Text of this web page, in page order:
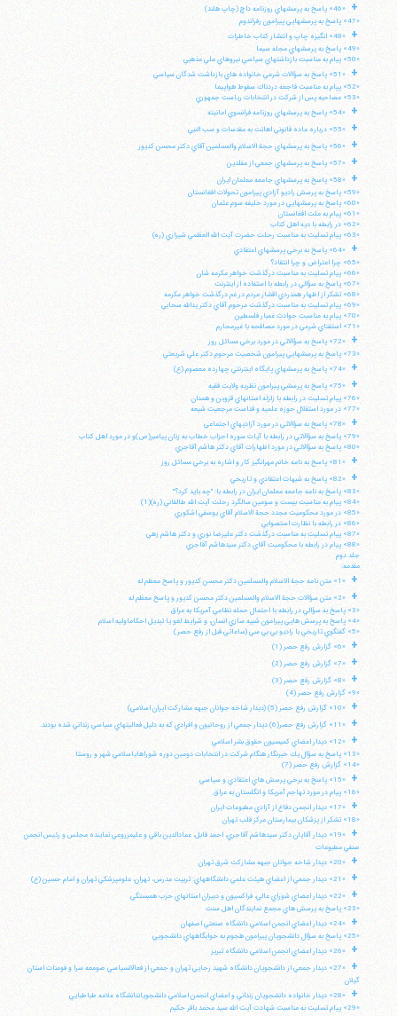
+
«46» پاسخ به پرسشهاي روزنامه داچ (چاپ هلند)
«47» پاسخ به پرسشهايي پيرامون رفراندوم
+
«48» انگيزه چاپ و انتشار كتاب خاطرات
«49» پاسخ به پرسشهاي مجله سيما
«50» پيام به مناسبت بازداشتهاي سياسي نيروهاي ملي مذهبي
+
«51» پاسخ به سؤالات شرعي خانواده هاي بازداشت شدگان سياسي
«52» پپام به مناسبت فاجعه دردناك سقوط هواپيما
«53» مصاحبه پس از شركت در انتخابات رياست جمهوري
+ «54» پاسخ به پرسشهاي روزنامه فرانسوي امانيته
+ «55» درباره ماده قانوني اهانت به مقدسات و سب النبي
+ «56» پاسخ به پرسشهاي حجة الاسلام والمسلمين آقاي دكتر محسن كديور
+ «57» پاسخ به پرسشهاي جمعي از مقلدين
+
«58» پاسخ به پرسشهاي جامعه معلمان ايران
«59» پاسخ به پرسش راديو آزادي پيرامون تحولات افغانستان
«60» پاسخ به پرسشهايي در مورد خليفه سوم عثمان
«61» پيام به ملت افغانستان
«62» در رابطه با ديه اهل كتاب
«63» پيام تسليت به مناسبت رحلت حضرت آيت الله العظمي شيرازي (ره)
+
«64» پاسخ به برخي پرسشهاي اعتقادي
«65» چرا اعتراض و چرا انتقاد؟
«66» پيام تسليت به مناسبت درگذشت خواهر مكرمه شان
«67» پاسخ به سؤالي در رابطه با استفاده از اينترنت
«68» تشكر از اظهار همدردي اقشار مردم در غم درگذشت خواهر مكرمه
«69» پيام تسليت به مناسبت درگذشت مرحوم آقاي دكتر يدالله سحابي
«70» پيام به مناسبت حوادث غمبار فلسطين
«71» استفتاي شرعي در مورد مصافحه با غيرمحارم
+
«72» پاسخ به سؤالاتي در مورد برخي مسائل روز
«73» پاسخ به پرسشهايي پيرامون شخصيت مرحوم دكتر علي شريعتي
+ «74» پاسخ به پرسشهاي پايگاه اينترنتي چهارده معصوم (ع)
+
«75» پاسخ به پرسشي پيرامون نظريه ولايت فقيه
«76» پيام تسليت در رابطه با زلزله استانهاي قزوين و همدان
«77» در مورد استقلال حوزه علميه و قداست مرجعيت شيعه
+
«78» پاسخ به سؤالاتي در مورد آزاديهاي اجتماعي
«79» پاسخ به سؤالاتي در رابطه با آيات سوره احزاب خطاب به زنان پيامبر(ص)و در مورد اهل كتاب
«80» پاسخ به سؤالاتي در مورد اظهارات آقاي دكتر هاشم آقاجري
+ «81» پاسخ به نامه خانم مهرانگيز كار و اشاره به برخي مسائل روز
+
«82» پاسخ به شبهات اعتقادي و تاريخي
«83» پاسخ به نامه جامعه معلمان ايران در رابطه با: "چه بايد كرد؟"
«84» پيام به مناسبت بيست و سومين سالگرد رحلت آيت الله طالقاني (ره)(1)
«85» در مورد محكوميت مجدد حجة الاسلام آقاي يوسفي اشكوري
«86» در رابطه با نظارت استصوابي
«87» پيام تسليت به مناسبت درگذشت دكتر عليرضا نوري و دكتر هاشم زهي
«88» پيام در رابطه با محكوميت آقاي دكتر سيدهاشم آقاجري
جلد دوم
مقدمه:
+ «1» متن نامه حجة الاسلام والمسلمين دكتر محسن كديور و پاسخ معظم له
+
«2» متن سؤالات حجة الاسلام والمسلمين دكتر محسن كديور و پاسخ معظم له
«3» پاسخ به سؤالي در رابطه با احتمال حمله نظامي آمريكا به عراق
«4» پاسخ به پرسش هايي پيرامون شبيه سازي انسان، و شرايط لغو يا تبديل احكاماوليه اسلام
«5» گفتگوي تاريخي با راديو بي بي سي (ساعاتي قبل از رفع حصر)
+ «6» گزارش رفع حصر (1)
+ «7» گزارش رفع حصر (2)
+
«8» گزارش رفع حصر (3)
«9» گزارش رفع حصر (4)
+ «10» گزارش رفع حصر (5) (ديدار شاخه جوانان جبهه مشاركت ايران اسلامي)
+ «11» گزارش رفع حصر(6) ديدار جمعي از روحانيون و افرادي كه به دليل فعاليتهاي سياسي زنداني شده بودند.
+
«12» ديدار اعضاي كميسيون حقوق بشر اسلامي
«13» پاسخ به سؤال يك خبرنگار هنگام شركت در انتخابات دومين دوره شوراهاياسلامي شهر و روستا
«14» گزارش رفع حصر (7)
+
«15» پاسخ به برخي پرسش هاي اعتقادي و سياسي
«16» پيام در مورد تهاجم آمريكا و انگلستان به عراق
+
«17» ديدار انجمن دفاع از آزادي مطبوعات ايران
«18» تشكر از پزشكان بيمارستان مركز قلب تهران
+
«19» ديدار آقايان دكتر سيدهاشم آقاجري، احمد قابل، عمادالدين باقي و عليمزروعي نماينده مجلس و رئيس انجمن
صنفي مطبوعات
+ «20» ديدار شاخه جوانان جبهه مشاركت شرق تهران
+ «21» ديدار جمعي از اعضاي هيئت علمي دانشگاههاي: تربيت مدرس، تهران، علومپزشكي تهران و امام حسين (ع)
+
«22» ديدار اعضاي شوراي عالي، فراكسيون و دبيران استانهاي حزب همبستگي
«23» پاسخ به پرسش هاي مجمع نمايندگان اهل سنت
+
«24» ديدار اعضاي انجمن اسلامي دانشگاه صنعتي اصفهان
«25» پاسخ به سؤال دانشجويان پيرامون هجوم به خوابگاههاي دانشجويي
+ «26» ديدار اعضاي انجمن اسلامي دانشگاه تبريز
+
«27» ديدار جمعي از دانشجويان دانشگاه شهيد رجايي تهران و جمعي از فعالانسياسي صومعه سرا و فومنات استان
گيلان
+
«28» ديدار خانواده دانشجويان زنداني و اعضاي انجمن اسلامي دانشجوياندانشگاه علامه طباطبايي
«29» پيام تسليت به مناسبت شهادت آيت الله سيد محمد باقر حكيم